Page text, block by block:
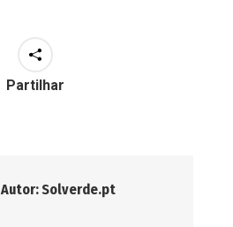
Partilhar
Autor:Solverde.pt